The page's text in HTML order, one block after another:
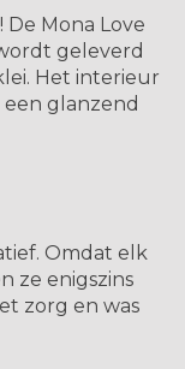
Mona Love
geleverd
Het interieur
glanzend
Omdat elk
ze enigszins
zorg en was